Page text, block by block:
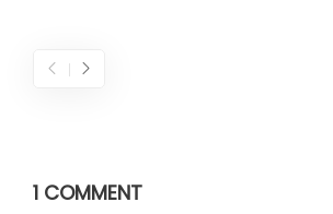
1 COMMENT